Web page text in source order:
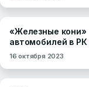
«Железные кони»
автомобилей в
16 октября 2023